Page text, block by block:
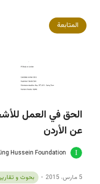
المتابعة
الحق في العمل
عن الأردن
Hussein Foundation
5 مارس، 2015 بحوث و تقارير